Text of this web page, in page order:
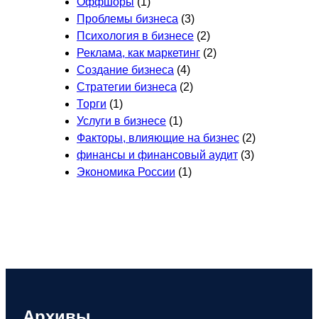
Проблемы бизнеса (3)
Психология в бизнесе (2)
Реклама, как маркетинг (2)
Создание бизнеса (4)
Стратегии бизнеса (2)
Торги (1)
Услуги в бизнесе (1)
Факторы, влияющие на бизнес (2)
финансы и финансовый аудит (3)
Экономика России (1)